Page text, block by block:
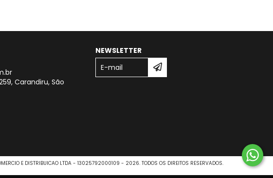
Carandiru, São
NEWSLETTER
E DISTRIBUICAO LTDA - 13025792000109 - 2026. TODOS OS DIREITOS RESERVADOS.